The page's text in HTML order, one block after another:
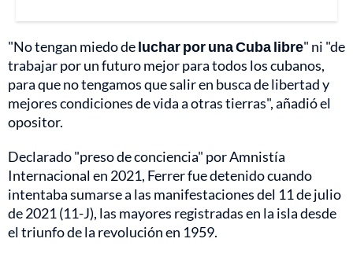
"No tengan miedo deluchar por una Cuba libre" ni "de
trabajar por un futuro mejor para todos los cubanos,
para que no tengamos que salir en busca de libertad y
mejores condiciones de vida a otras tierras", añadió el
opositor.
Declarado "preso de conciencia" por Amnistía
Internacional en 2021, Ferrer fue detenido cuando
intentaba sumarse a las manifestaciones del 11 de julio
de 2021 (11-J), las mayores registradas en la isla desde
el triunfo de la revolución en 1959.